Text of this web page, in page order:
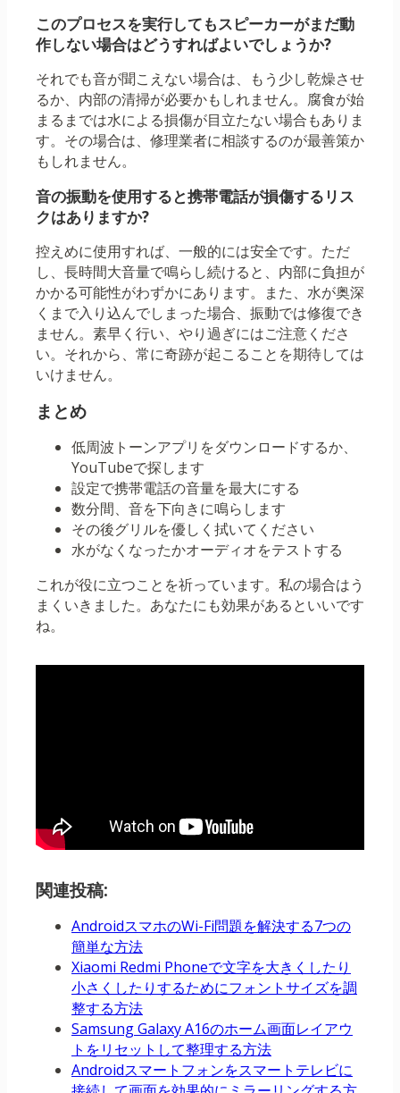
このプロセスを実行してもスピーカーがまだ動
作しない場合はどうすればよいでしょうか?
それでも音が聞こえない場合は、もう少し乾燥させ
るか、内部の清掃が必要かもしれません。腐食が始
まるまでは水による損傷が目立たない場合もありま
す。その場合は、修理業者に相談するのが最善策か
もしれません。
音の振動を使用すると携帯電話が損傷するリス
クはありますか?
控えめに使用すれば、一般的には安全です。ただ
し、長時間大音量で鳴らし続けると、内部に負担が
かかる可能性がわずかにあります。また、水が奥深
くまで入り込んでしまった場合、振動では修復でき
ません。素早く行い、やり過ぎにはご注意くださ
い。それから、常に奇跡が起こることを期待しては
いけません。
まとめ
低周波トーンアプリをダウンロードするか、
YouTubeで探します
設定で携帯電話の音量を最大にする
数分間、音を下向きに鳴らします
その後グリルを優しく拭いてください
水がなくなったかオーディオをテストする
これが役に立つことを祈っています。私の場合はう
まくいきました。あなたにも効果があるといいです
ね。
関連投稿:
AndroidスマホのWi-Fi問題を解決する7つの
簡単な方法
Xiaomi Redmi Phoneで文字を大きくしたり
小さくしたりするためにフォントサイズを調
整する方法
Samsung Galaxy A16のホーム画面レイアウ
トをリセットして整理する方法
Androidスマートフォンをスマートテレビに